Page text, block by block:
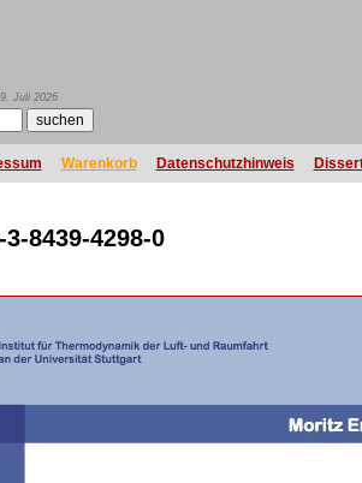
Juli 2026
Warenkorb Datenschutzhinweis
3-8439-4298-0